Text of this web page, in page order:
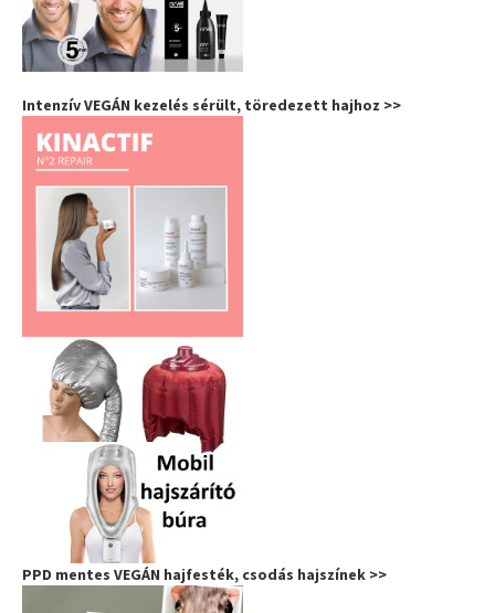
Intenzív VEGÁN kezelés sérült, töredezett hajhoz >>
PPD mentes VEGÁN hajfesték, csodás hajszínek >>